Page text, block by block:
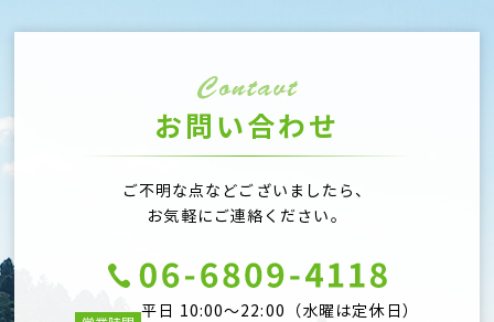
お問い合わせ
ご不明な点などございましたら、
お気軽にご連絡ください。
平日 10:00～22:00（水曜は定休日）